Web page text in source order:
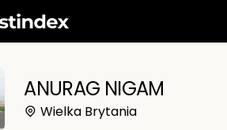
ANURAG NIGAM
Wielka Brytania